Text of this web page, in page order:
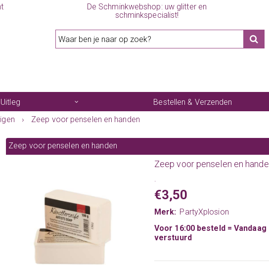
De Schminkwebshop: uw glitter en
schminkspecialist!
Bestellen & Verzenden
› Zeep voor penselen en handen
Zeep voor penselen en handen
Zeep voor penselen en
.
€3,50
Merk: PartyXplosion
Voor 16:00 besteld = Vandaag
verstuurd